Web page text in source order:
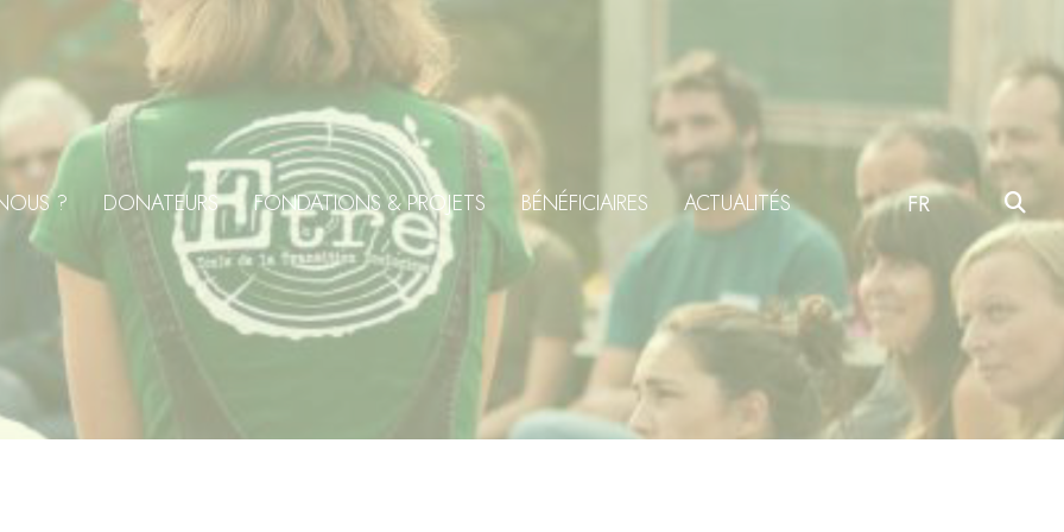
? DONATEURS FONDATIONS & PROJETS BÉNÉFICIAIRES ACTUALITÉS FR